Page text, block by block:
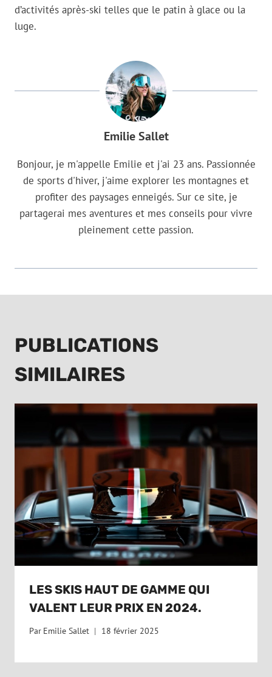
d’activités après-ski telles que le patin à glace ou la
luge.
Emilie Sallet
Bonjour, je m'appelle Emilie et j'ai 23 ans. Passionnée
de sports d'hiver, j'aime explorer les montagnes et
profiter des paysages enneigés. Sur ce site, je
partagerai mes aventures et mes conseils pour vivre
pleinement cette passion.
PUBLICATIONS
SIMILAIRES
LES SKIS HAUT DE GAMME QUI
VALENT LEUR PRIX EN 2024.
Par Emilie Sallet 18 février 2025